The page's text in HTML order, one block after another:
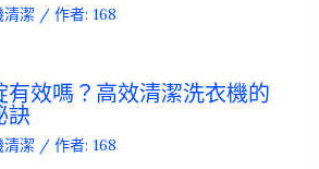
清潔 / 作者: 168
有效嗎？高效清潔洗衣機的
訣
清潔 / 作者: 168